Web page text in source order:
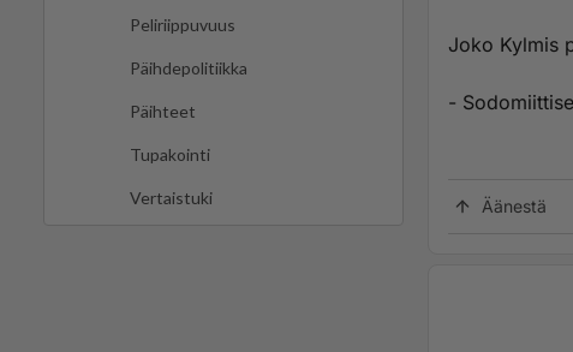
Peliriippuvuus
Päihdepolitiikka
Päihteet
Tupakointi
Vertaistuki
Joko Kylmis
-
Äänestä